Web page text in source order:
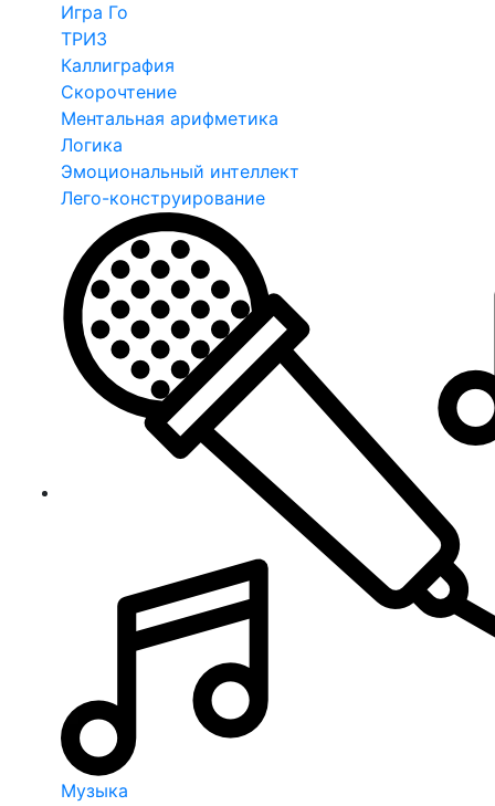
Игра Го
ТРИЗ
Каллиграфия
Скорочтение
Ментальная арифметика
Логика
Эмоциональный интеллект
Лего-конструирование
Музыка